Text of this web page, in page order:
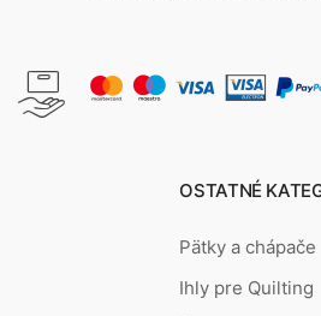
OSTATNÉ
Pätky a chápače
Ihly pre Quilting